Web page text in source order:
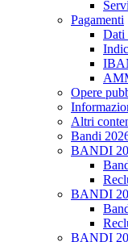
Pagamenti
Dati
Opere
Altri
Bandi
BANDI
BANDI
BANDI